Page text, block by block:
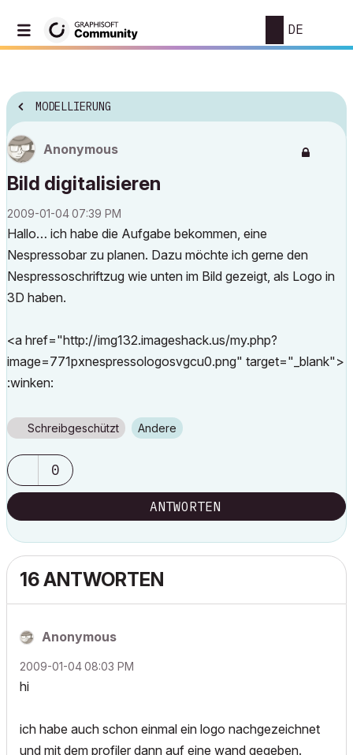
DE
MODELLIERUNG
Anonymous
Bild digitalisieren
‎2009-01-0407:39 PM
Hallo… ich habe die Aufgabe bekommen, eine
Nespressobar zu planen. Dazu möchte ich gerne den
Nespressoschriftzug wie unten im Bild gezeigt, als Logo in
3D haben.
<a href="http://img132.imageshack.us/my.php?
image=771pxnespressologosvgcu0.png" target="_blank">
:winken:
Schreibgeschützt Andere
0
ANTWORTEN
16 ANTWORTEN
Anonymous
‎2009-01-0408:03 PM
hi
ich habe auch schon einmal ein logo nachgezeichnet
und mit dem profiler dann auf eine wand gegeben.